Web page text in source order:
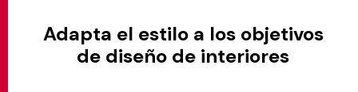
Adapta el estilo a los objetivos
de diseño de interiores